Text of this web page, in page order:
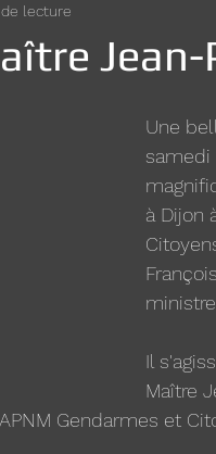
lecture
Une
samedi
à Dijon
ministre.
Il
Maître
Gendarmes et